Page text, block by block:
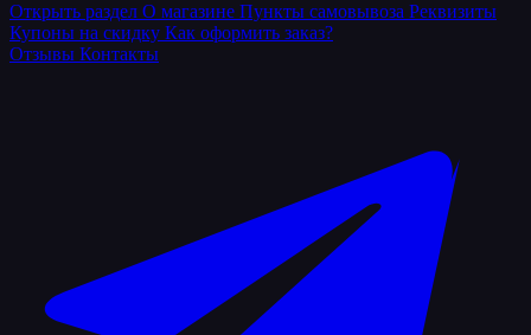
Открыть раздел О магазине Пункты самовывоза Реквизиты
Купоны на скидку Как оформить заказ?
Отзывы Контакты